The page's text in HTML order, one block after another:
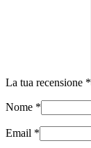
La tua recensione *
Nome *
Email *